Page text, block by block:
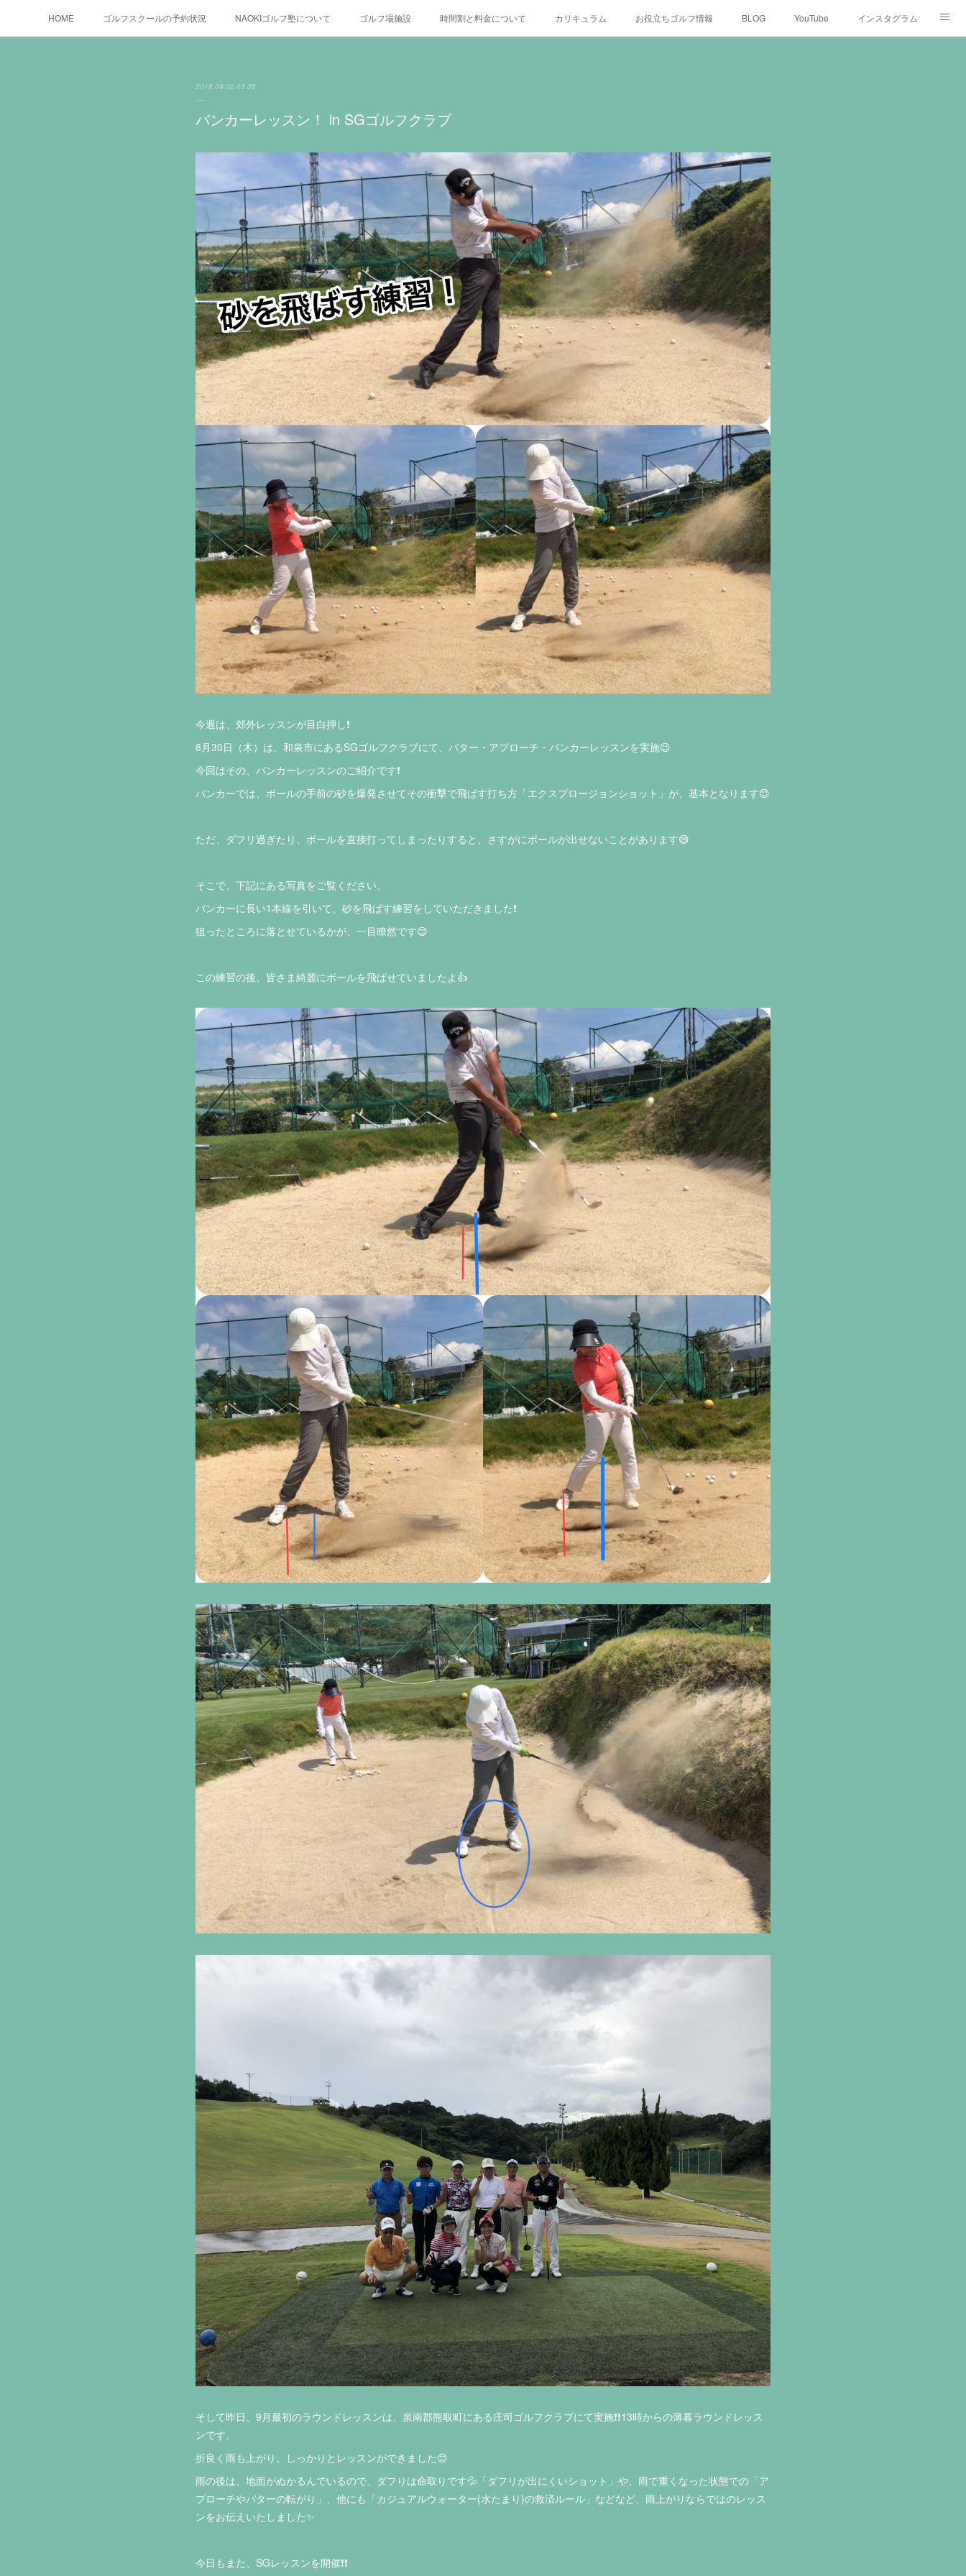
HOME ゴルフスクールの予約状況 NAOKIゴルフ塾について ゴルフ場施設 時間割と料金について カリキュラム お役立ちゴルフ情報 BLOG YouTube インスタグラム
2018.09.02 03:35
バンカーレッスン！ in SGゴルフクラブ
今週は、郊外レッスンが目白押し❗️
8月30日（木）は、和泉市にあるSGゴルフクラブにて、パター・アプローチ・バンカーレッスンを実施😉
今回はその、バンカーレッスンのご紹介です❗️
バンカーでは、ボールの手前の砂を爆発させてその衝撃で飛ばす打ち方「エクスプロージョンショット」が、基本となります😊
ただ、ダフリ過ぎたり、ボールを直接打ってしまったりすると、さすがにボールが出せないことがあります😅
そこで、下記にある写真をご覧ください。
バンカーに長い1本線を引いて、砂を飛ばす練習をしていただきました❗️
狙ったところに落とせているかが、一目瞭然です😊
この練習の後、皆さま綺麗にボールを飛ばせていましたよ👍
そして昨日、9月最初のラウンドレッスンは、泉南郡熊取町にある庄司ゴルフクラブにて実施❗️❗️13時からの薄暮ラウンドレッス
ンです。
折良く雨も上がり、しっかりとレッスンができました😊
雨の後は、地面がぬかるんでいるので、ダフりは命取りです💦「ダフリが出にくいショット」や、雨で重くなった状態での「ア
プローチやパターの転がり」、他にも「カジュアルウォーター(水たまり)の救済ルール」などなど、雨上がりならではのレッス
ンをお伝えいたしました✨
今日もまた、SGレッスンを開催❗️❗️